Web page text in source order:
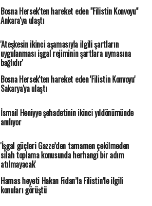
Bosna Hersek'ten hareket eden "Filistin Konvoyu"
Ankara'ya ulaştı
'Ateşkesin ikinci aşamasıyla ilgili şartların
uygulanması işgal rejiminin şartlara uymasına
bağlıdır'
Bosna Hersek'ten hareket eden 'Filistin Konvoyu'
Sakarya'ya ulaştı
İsmail Heniyye şehadetinin ikinci yıldönümünde
anılıyor
'İşgal güçleri Gazze’den tamamen çekilmeden
silah toplama konusunda herhangi bir adım
atılmayacak'
Hamas heyeti Hakan Fidan’la Filistin’le ilgili
konuları görüştü